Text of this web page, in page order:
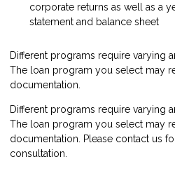
corporate returns as well as a
statement and balance sheet
Different programs require varying
The loan program you select may
documentation.
Different programs require varying
The loan program you select may
documentation. Please contact us
consultation.